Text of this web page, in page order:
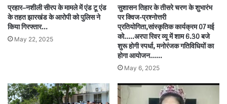
प्रहार–नशीली सीरप के मामले में एंड टू एंड
के तहत झारखंड के आरोपी को पुलिस ने
किया गिरफ्तार…
May 22, 2025
सुशासन तिहार के तीसरे चरण के शुभारंभ
पर क्विज-प्रश्नोत्तरी
प्रतियोगिता,सांस्कृतिक कार्यक्रम 07 मई
को…..अरपा रिवर व्यू में शाम 6.30 बजे
शुरू होगी स्पर्धा, मनोरंजक गतिविधियों का
होगा आयोजन……
May 6, 2025